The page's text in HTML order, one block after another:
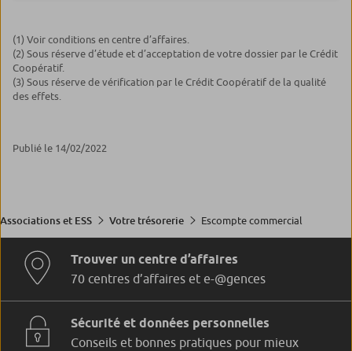
(1) Voir conditions en centre d’affaires.
(2) Sous réserve d’étude et d’acceptation de votre dossier par le Crédit
Coopératif.
(3) Sous réserve de vérification par le Crédit Coopératif de la qualité
des effets.
Publié le 14/02/2022
Associations et ESS Votre trésorerie Escompte commercial
Trouver un centre d’affaires
70 centres d’affaires et e-@gences
Sécurité et données personnelles
Conseils et bonnes pratiques pour mieux